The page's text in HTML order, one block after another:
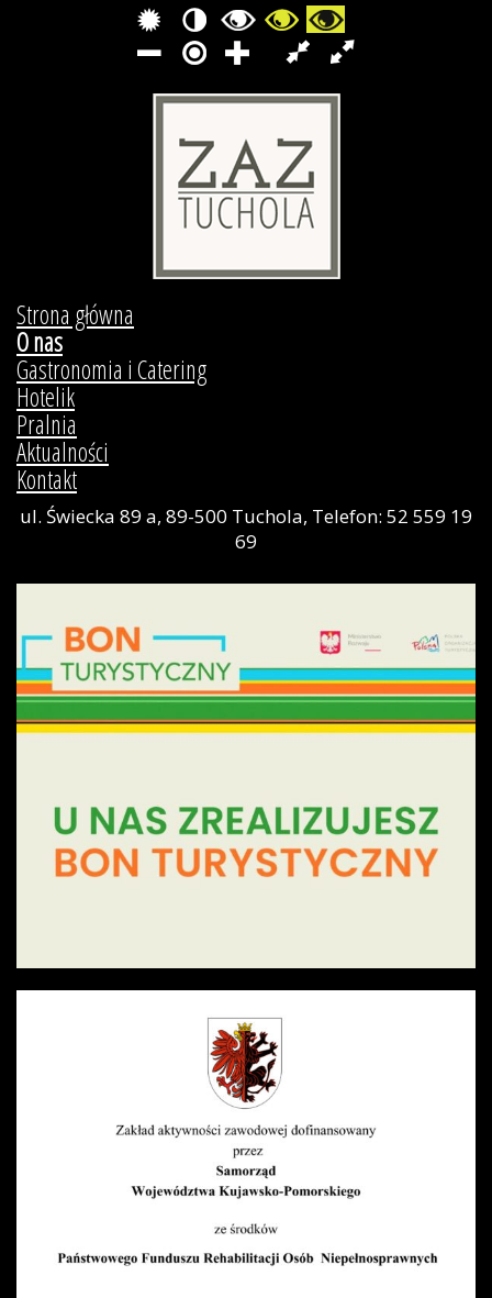
Strona główna
O nas
Gastronomia i Catering
Hotelik
Pralnia
Aktualności
Kontakt
ul. Świecka 89 a, 89-500 Tuchola, Telefon: 52 559 19
69